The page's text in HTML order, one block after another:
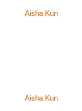
Aisha Kun
Aisha Kun